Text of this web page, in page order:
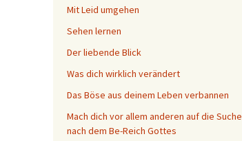
Mit Leid umgehen
Sehen lernen
Der liebende Blick
Was dich wirklich verändert
Das Böse aus deinem Leben verbannen
Mach dich vor allem anderen auf die Suche
nach dem Be-Reich Gottes